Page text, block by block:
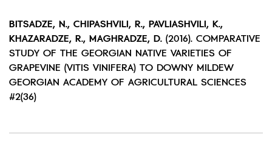
BITSADZE, N., CHIPASHVILI, R., PAVLIASHVILI, K.,
KHAZARADZE, R., MAGHRADZE, D. (2016). COMPARATIVE
STUDY OF THE GEORGIAN NATIVE VARIETIES OF
GRAPEVINE (VITIS VINIFERA) TO DOWNY MILDEW
GEORGIAN ACADEMY OF AGRICULTURAL SCIENCES
#2(36)